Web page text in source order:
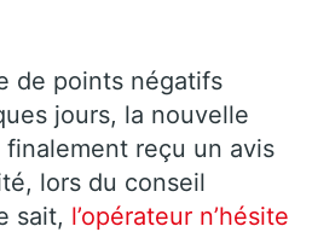
de points négatifs
jours, la nouvelle
reçu un avis
lors du conseil
sait, l’opérateur n’hésite